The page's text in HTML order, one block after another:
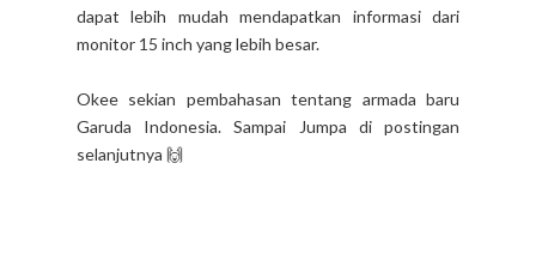
dapat lebih mudah mendapatkan informasi dari
monitor 15 inch yang lebih besar.
Okee sekian pembahasan tentang armada baru
Garuda Indonesia. Sampai Jumpa di postingan
selanjutnya 🙌